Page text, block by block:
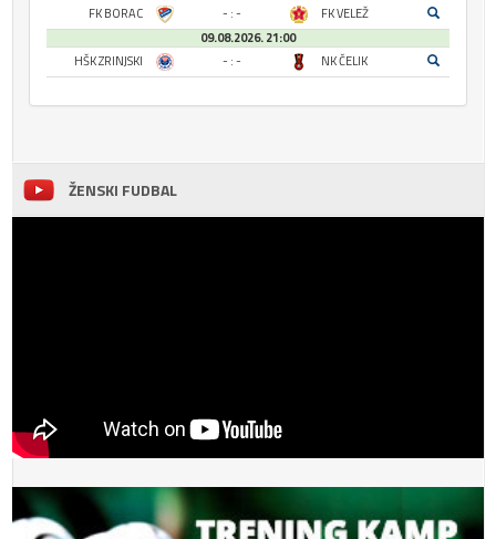
FK BORAC
- : -
FK VELEŽ
09.08.2026. 21:00
HŠK ZRINJSKI
- : - NK ČELIK
ŽENSKI FUDBAL